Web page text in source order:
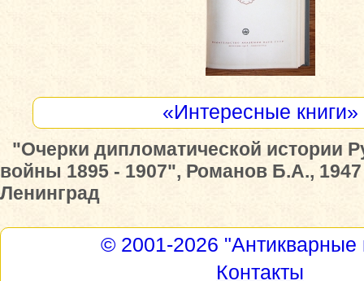
«Интересные книги»
"Очерки дипломатической истории
войны 1895 - 1907", Романов Б.А., 1947
Ленинград
© 2001-2026 "Антикварные
Контакты